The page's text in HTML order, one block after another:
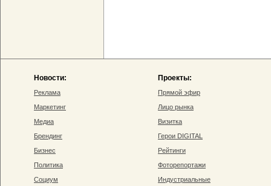
Новости:
Реклама
Маркетинг
Медиа
Брендинг
Бизнес
Политика
Социум
Проекты:
Прямой эфир
Лицо рынка
Визитка
Герои DIGITAL
Рейтинги
Фоторепортажи
Индустриальные